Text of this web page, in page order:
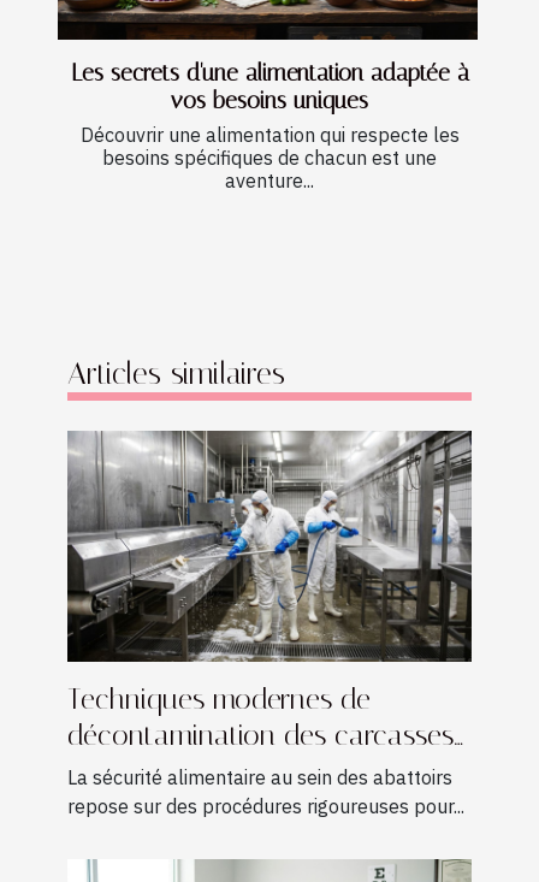
Les secrets d'une alimentation adaptée à
vos besoins uniques
Découvrir une alimentation qui respecte les
besoins spécifiques de chacun est une
aventure...
Articles similaires
Techniques modernes de
décontamination des carcasses
en abattoir
La sécurité alimentaire au sein des abattoirs
repose sur des procédures rigoureuses pour...